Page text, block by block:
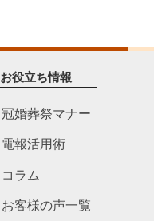
お役立ち情報
冠婚葬祭マナー
電報活用術
コラム
お客様の声一覧